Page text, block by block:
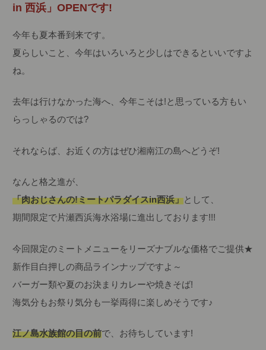
in 西浜」OPENです!
今年も夏本番到来です。
夏らしいこと、今年はいろいろと少しはできるといいですよ
ね。
去年は行けなかった海へ、今年こそは!と思っている方もい
らっしゃるのでは?
それならば、お近くの方はぜひ湘南江の島へどうぞ!
なんと格之進が、
「肉おじさんの!ミートパラダイスin西浜」として、
期間限定で片瀬西浜海水浴場に進出しております!!!
今回限定のミートメニューをリーズナブルな価格でご提供★
新作目白押しの商品ラインナップですよ～
バーガー類や夏のお決まりカレーや焼きそば!
海気分もお祭り気分も一挙両得に楽しめそうです♪
江ノ島水族館の目の前で、お待ちしています!